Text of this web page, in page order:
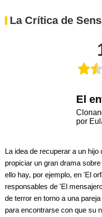
La Crítica de
El
por
La idea de recuperar a un
propiciar un gran drama
ello hay, por ejemplo, en 'El
responsables de 'El
de terror en torno a una
para encontrarse con que su